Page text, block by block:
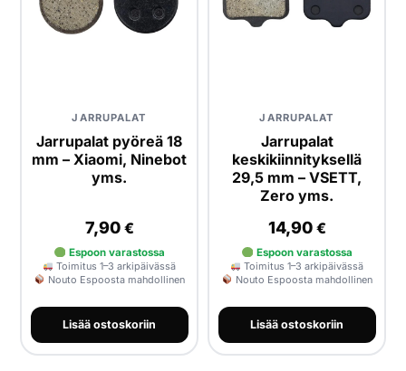
JARRUPALAT
Jarrupalat pyöreä 18
mm – Xiaomi, Ninebot
yms.
7,90 €
Espoon varastossa
Toimitus 1–3 arkipäivässä
Nouto Espoosta mahdollinen
Lisää ostoskoriin
JARRUPALAT
Jarrupalat
keskikiinnityksellä
29,5 mm – VSETT,
Zero yms.
14,90 €
Espoon varastossa
Toimitus 1–3 arkipäivässä
Nouto Espoosta mahdollinen
Lisää ostoskoriin